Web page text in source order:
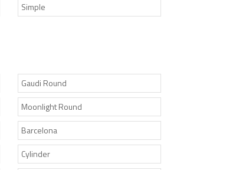
Simple
Gaudi Round
Moonlight Round
Barcelona
Cylinder